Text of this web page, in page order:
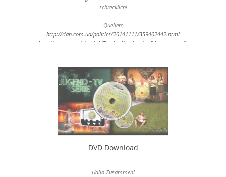
schrecklich!
Quellen:
http://rian.com.ua/politics/20141111/359402442.html
http://www.n-tv.de/politik/Ton-im-Ukraine-Konflikt-verschaerft-
www.kla.tv/6095
http://www.zeit.de/politik/ausland/2015-05/ukraine-verbot-
sowjetische-symbole
DVD Download
Hallo Zusammen!